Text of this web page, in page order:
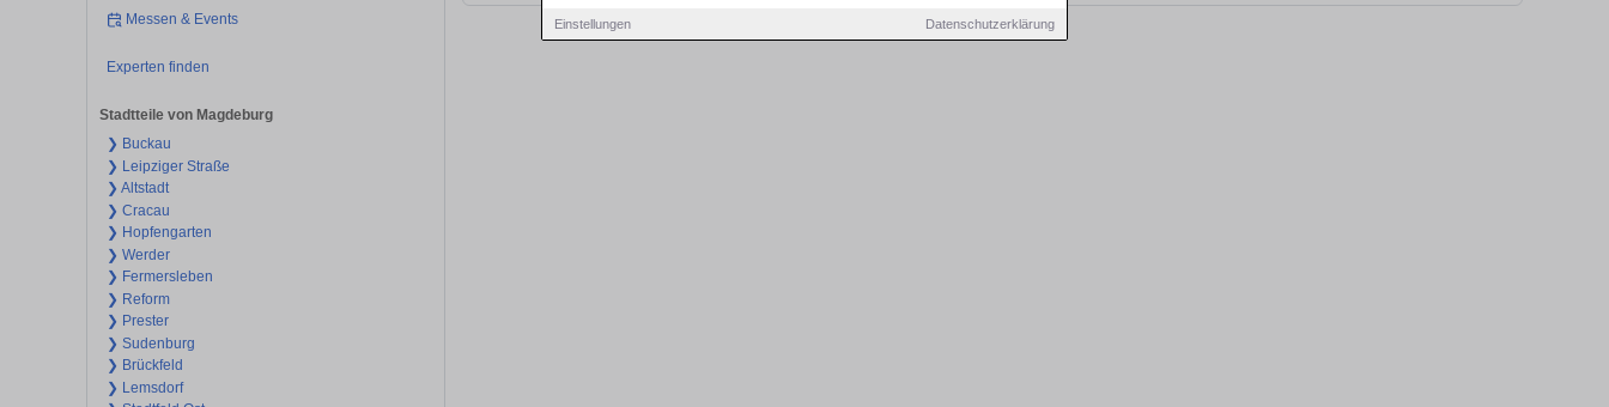
Einstellungen Datenschutzerklärung
Messen & Events
Experten finden
Stadtteile von Magdeburg
❯ Buckau
❯ Leipziger Straße
❯ Altstadt
❯ Cracau
❯ Hopfengarten
❯ Werder
❯ Fermersleben
❯ Reform
❯ Prester
❯ Sudenburg
❯ Brückfeld
❯ Lemsdorf